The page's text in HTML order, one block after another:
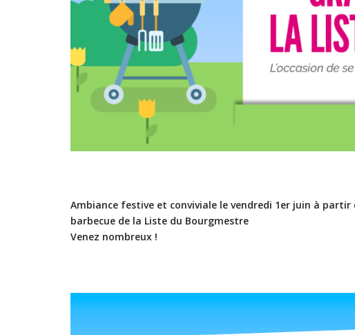
Ambiance festive et conviviale le vendredi 1er juin à
barbecue de la Liste du Bourgmestre
Venez nombreux !